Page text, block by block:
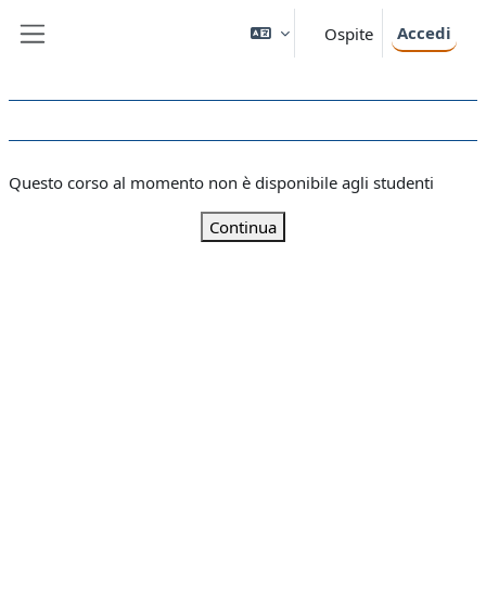
Ospite Accedi
Questo corso al momento non è disponibile agli studenti
Continua